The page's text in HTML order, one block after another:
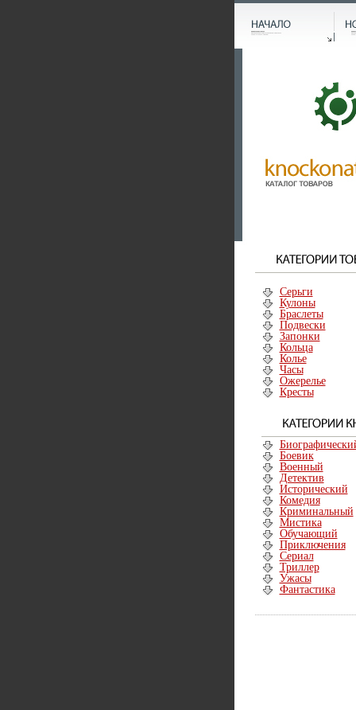
Серьги
Кулоны
Браслеты
Подвески
Запонки
Кольца
Колье
Часы
Ожерелье
Кресты
Боевик
Военный
Детектив
Исторический
Комедия
Криминальный
Мистика
Обучающий
Приключения
Сериал
Триллер
Ужасы
Фантастика